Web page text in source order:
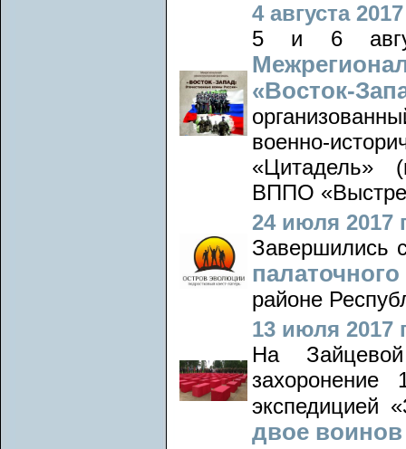
4 августа 2017
5 и 6
«Восток-
военно-
«Цитадель»
ВППО
24 июля 2017
Завершились
районе
13 июля 2017
На
захоронение
экспедицией
двое воинов